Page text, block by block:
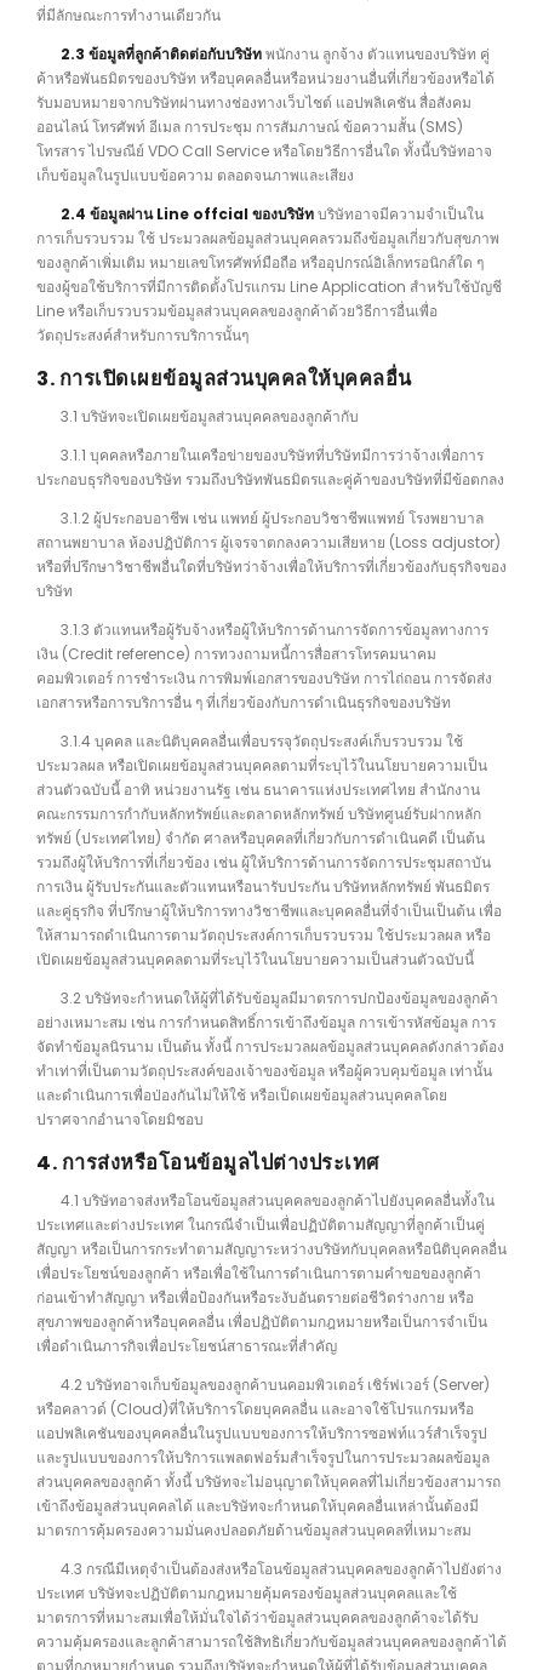
ที่มีลักษณะการทำงานเดียวกัน
2.3 ข้อมูลที่ลูกค้าติดต่อกับบริษัทพนักงาน ลูกจ้าง ตัวแทนของบริษัท คู่
ค้าหรือพันธมิตรของบริษัท หรือบุคคลอื่นหรือหน่วยงานอื่นที่เกี่ยวข้องหรือได้
รับมอบหมายจากบริษัทผ่านทางช่องทางเว็บไชต์ แอปพลิเคชัน สื่อสังคม
ออนไลน์ โทรศัพท์ อีเมล การประชุม การสัมภาษณ์ ข้อความสั้น (SMS)
โทรสาร ไปรษณีย์ VDO Call Service หรือโดยวิธีการอื่นใด ทั้งนี้บริษัทอาจ
เก็บข้อมูลในรูปแบบข้อความ ตลอดจนภาพและเสียง
2.4 ข้อมูลผ่าน Line offcial ของบริษัทบริษัทอาจมีความจำเป็นใน
การเก็บรวบรวม ใช้ ประมวลผลข้อมูลส่วนบุคคลรวมถึงข้อมูลเกี่ยวกับสุขภาพ
ของลูกค้าเพิ่มเติม หมายเลขโทรศัพท์มือถือ หรืออุปกรณ์อิเล็กทรอนิกส์ใด ๆ
ของผู้ขอใช้บริการที่มีการติดตั้งโปรแกรม Line Application สำหรับใช้บัญชี
Line หรือเก็บรวบรวมข้อมูลส่วนบุคคลของลูกค้าด้วยวิธีการอื่นเพื่อ
วัตถุประสงค์สำหรับการบริการนั้นๆ
3. การเปิดเผยข้อมูลส่วนบุคคลให้บุคคลอื่น
3.1 บริษัทจะเปิดเผยข้อมูลส่วนบุคคลของลูกค้ากับ
3.1.1 บุคคลหรือภายในเครือข่ายของบริษัทที่บริษัทมีการว่าจ้างเพื่อการ
ประกอบธุรกิจของบริษัท รวมถึงบริษัทพันธมิตรและคู่ค้าของบริษัทที่มีข้อตกลง
3.1.2 ผู้ประกอบอาชีพ เช่น แพทย์ ผู้ประกอบวิชาชีพแพทย์ โรงพยาบาล
สถานพยาบาล ห้องปฏิบัติการ ผู้เจรจาตกลงความเสียหาย (Loss adjustor)
หรือที่ปรึกษาวิชาชีพอื่นใดที่บริษัทว่าจ้างเพื่อให้บริการที่เกี่ยวข้องกับธุรกิจของ
บริษัท
3.1.3 ตัวแทนหรือผู้รับจ้างหรือผู้ให้บริการด้านการจัดการข้อมูลทางการ
เงิน (Credit reference) การทวงถามหนี้การสื่อสารโทรคมนาคม
คอมพิวเตอร์ การชำระเงิน การพิมพ์เอกสารของบริษัท การไถ่ถอน การจัดส่ง
เอกสารหรือการบริการอื่น ๆ ที่เกี่ยวข้องกับการดำเนินธุรกิจของบริษัท
3.1.4 บุคคล และนิติบุคคลอื่นเพื่อบรรจุวัตถุประสงค์เก็บรวบรวม ใช้
ประมวลผล หรือเปิดเผยข้อมูลส่วนบุคคลตามที่ระบุไว้ในนโยบายความเป็น
ส่วนตัวฉบับนี้ อาทิ หน่วยงานรัฐ เช่น ธนาคารแห่งประเทศไทย สำนักงาน
คณะกรรมการกำกับหลักทรัพย์และตลาดหลักทรัพย์ บริษัทศูนย์รับฝากหลัก
ทรัพย์ (ประเทศไทย) จำกัด ศาลหรือบุคคลที่เกี่ยวกับการดำเนินคดี เป็นต้น
รวมถึงผู้ให้บริการที่เกี่ยวข้อง เช่น ผู้ให้บริการด้านการจัดการประชุมสถาบัน
การเงิน ผู้รับประกันและตัวแทนหรือนารับประกัน บริษัทหลักทรัพย์ พันธมิตร
และคู่ธุรกิจ ที่ปรึกษาผู้ให้บริการทางวิชาชีพและบุคคลอื่นที่จำเป็นเป็นต้น เพื่อ
ให้สามารถดำเนินการตามวัตถุประสงค์การเก็บรวบรวม ใช้ประมวลผล หรือ
เปิดเผยข้อมูลส่วนบุคคลตามที่ระบุไว้ในนโยบายความเป็นส่วนตัวฉบับนี้
3.2 บริษัทจะกำหนดให้ผู้ที่ได้รับข้อมูลมีมาตรการปกป้องข้อมูลของลูกค้า
อย่างเหมาะสม เช่น การกำหนดสิทธิ์การเข้าถึงข้อมูล การเข้ารหัสข้อมูล การ
จัดทำข้อมูลนิรนาม เป็นต้น ทั้งนี้ การประมวลผลข้อมูลส่วนบุคคลดังกล่าวต้อง
ทำเท่าที่เป็นตามวัตถุประสงค์ของเจ้าของข้อมูล หรือผู้ควบคุมข้อมูล เท่านั้น
และดำเนินการเพื่อป่องกันไม่ให้ใช้ หรือเป็ดเผยข้อมูลส่วนบุคคลโดย
ปราศจากอำนาจโดยมิชอบ
4. การส่งหรือโอนข้อมูลไปต่างประเทศ
4.1 บริษัทอาจส่งหรือโอนข้อมูลส่วนบุคคลของลูกค้าไปยังบุคคลอื่นทั้งใน
ประเทศและต่างประเทศ ในกรณีจำเป็นเพื่อปฏิบัติตามสัญญาที่ลูกค้าเป็นคู่
สัญญา หรือเป็นการกระทำตามสัญญาระหว่างบริษัทกับบุคคลหรือนิติบุคคลอื่น
เพื่อประโยชน์ของลูกค้า หรือเพื่อใช้ในการดำเนินการตามคำขอของลูกค้า
ก่อนเข้าทำสัญญา หรือเพื่อป้องกันหรือระงับอันตรายต่อชีวิตร่างกาย หรือ
สุขภาพของลูกค้าหรือบุคคลอื่น เพื่อปฏิบัติตามกฎหมายหรือเป็นการจำเป็น
เพื่อดำเนินภารกิจเพื่อประโยชน์สาธารณะที่สำคัญ
4.2 บริษัทอาจเก็บข้อมูลของลูกค้าบนคอมพิวเตอร์ เชิร์ฟเวอร์ (Server)
หรือคลาวด์ (Cloud)ที่ให้บริการโดยบุคคลอื่น และอาจใช้โปรแกรมหรือ
แอปพลิเคชันของบุคคลอื่นในรูปแบบของการให้บริการซอฟท์แวร์สำเร็จรูป
และรูปแบบของการให้บริการแพลตฟอร์มสำเร็จรูปในการประมวลผลข้อมูล
ส่วนบุคคลของลูกค้า ทั้งนี้ บริษัทจะไม่อนุญาตให้บุคคลที่ไม่เกี่ยวข้องสามารถ
เข้าถึงข้อมูลส่วนบุคคลได้ และบริษัทจะกำหนดให้บุคคลอื่นเหล่านั้นต้องมี
มาตรการคุ้มครองความมั่นคงปลอดภัยด้านข้อมูลส่วนบุคคลที่เหมาะสม
4.3 กรณีมีเหตุจำเป็นต้องส่งหรือโอนข้อมูลส่วนบุคคลของลูกค้าไปยังต่าง
ประเทศ บริษัทจะปฏิบัติตามกฎหมายคุ้มครองข้อมูลส่วนบุคคลและใช้
มาตรการที่หมาะสมเพื่อให้มั่นใจได้ว่าข้อมูลส่วนบุคคลของลูกค้าจะได้รับ
ความคุ้มครองและลูกค้าสามารถใช้สิทธิเกี่ยวกับข้อมูลส่วนบุคคลของลูกค้าได้
ตามที่กฎหมายกำหนด รวมถึงบริษัทจะกำหนดให้ผู้ที่ได้รับข้อมูลส่วนบุคคล